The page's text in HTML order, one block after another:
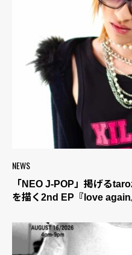
NEWS
「NEO J-POP」掲げる
を描く2nd EP『love again